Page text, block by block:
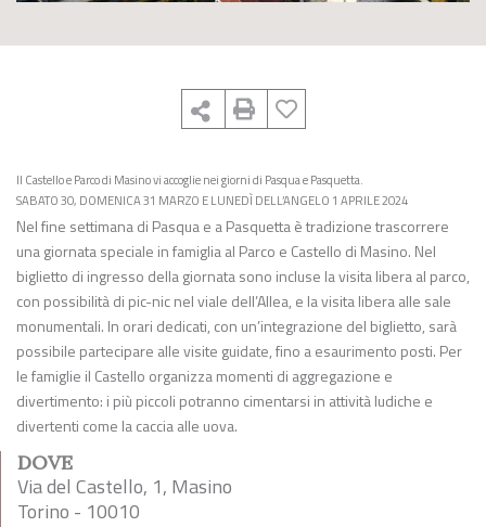
Il Castello e Parco di Masino vi accoglie nei giorni di Pasqua e Pasquetta.
SABATO 30, DOMENICA 31 MARZO E LUNEDÌ DELL’ANGELO 1 APRILE 2024
Nel fine settimana di Pasqua e a Pasquetta è tradizione trascorrere
una giornata speciale in famiglia al Parco e Castello di Masino. Nel
biglietto di ingresso della giornata sono incluse la visita libera al parco,
con possibilità di pic-nic nel viale dell’Allea, e la visita libera alle sale
monumentali. In orari dedicati, con un’integrazione del biglietto, sarà
possibile partecipare alle visite guidate, fino a esaurimento posti. Per
le famiglie il Castello organizza momenti di aggregazione e
divertimento: i più piccoli potranno cimentarsi in attività ludiche e
divertenti come la caccia alle uova.
DOVE
Via del Castello, 1, Masino
Torino - 10010